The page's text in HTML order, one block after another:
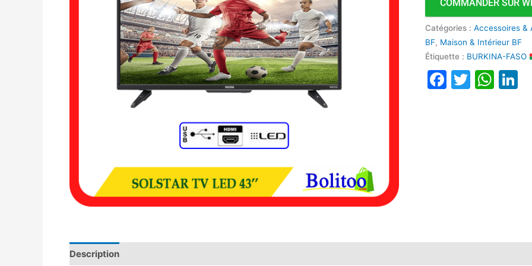
COMMANDER SUR
Catégories :Accessoires &
BF, Maison & Intérieur BF
Étiquette : BURKINA-FASO
Description